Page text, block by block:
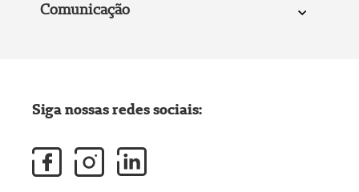
Comunicação
Siga nossas redes sociais: